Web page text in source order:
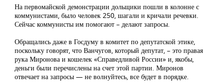
На первомайской демонстрации дольщики пошли в колонне с
коммунистами, было человек 250, шагали и кричали речевки.
Сейчас коммунисты им помогают – делают запросы.
Обращались даже в Госдуму в комитет по депутатской этике,
поскольку говорят, что Ванчугов, который депутат, – это правая
рука Миронова и кошелек «Справедливой России» и, якобы,
деньги были перечислены на счет этой партии. Миронов
отвечает на запросы — не волнуйтесь, все будет в порядке.